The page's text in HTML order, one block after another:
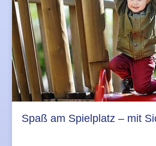
Spaß am Spielplatz – mit